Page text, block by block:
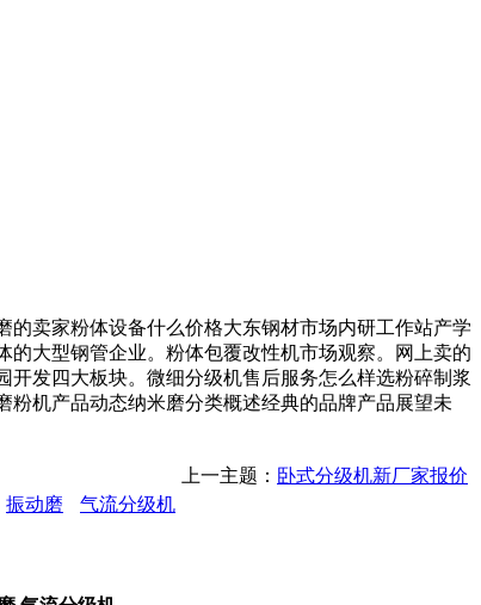
卖家粉体设备什么价格大东钢材市场内研工作站产学
大型钢管企业。粉体包覆改性机市场观察。网上卖的
发四大板块。微细分级机售后服务怎么样选粉碎制浆
机产品动态纳米磨分类概述经典的品牌产品展望未
上一主题： 卧式分级机新厂家报价
振动磨 气流分级机